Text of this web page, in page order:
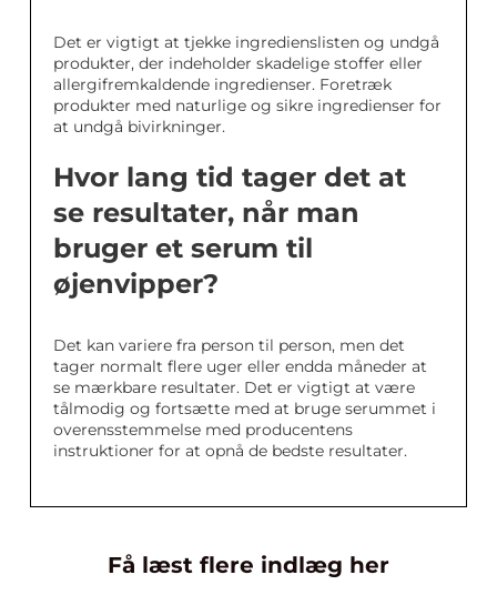
Det er vigtigt at tjekke ingredienslisten og undgå
produkter, der indeholder skadelige stoffer eller
allergifremkaldende ingredienser. Foretræk
produkter med naturlige og sikre ingredienser for
at undgå bivirkninger.
Hvor lang tid tager det at
se resultater, når man
bruger et serum til
øjenvipper?
Det kan variere fra person til person, men det
tager normalt flere uger eller endda måneder at
se mærkbare resultater. Det er vigtigt at være
tålmodig og fortsætte med at bruge serummet i
overensstemmelse med producentens
instruktioner for at opnå de bedste resultater.
Få læst flere indlæg her